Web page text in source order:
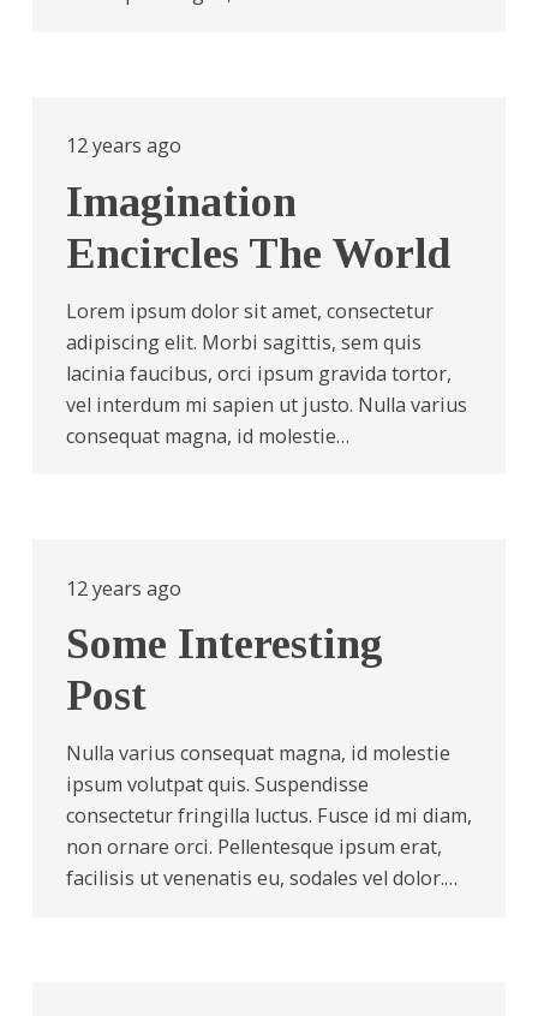
12 years ago
Imagination
Encircles The World
Lorem ipsum dolor sit amet, consectetur
adipiscing elit. Morbi sagittis, sem quis
lacinia faucibus, orci ipsum gravida tortor,
vel interdum mi sapien ut justo. Nulla varius
consequat magna, id molestie…
12 years ago
Some Interesting
Post
Nulla varius consequat magna, id molestie
ipsum volutpat quis. Suspendisse
consectetur fringilla luctus. Fusce id mi diam,
non ornare orci. Pellentesque ipsum erat,
facilisis ut venenatis eu, sodales vel dolor.…